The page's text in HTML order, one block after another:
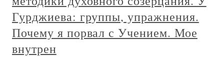
Гурджиева: группы, упражнения.
Почему я порвал с Учением. Мое
внутрен